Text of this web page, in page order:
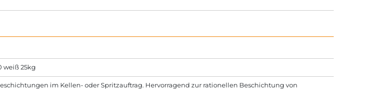
weiß 25kg
im Kellen- oder Spritzauftrag. Hervorragend zur rationellen Beschichtung von